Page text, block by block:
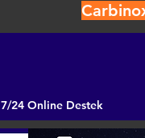
7/24 Online Destek